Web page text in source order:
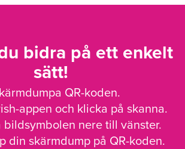
bidra på ett enkelt
sätt!
QR-koden.
appen och klicka på skanna.
bildsymbolen nere till vänster.
din skärmdump på QR-koden.